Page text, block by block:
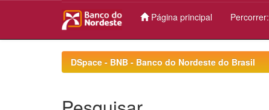
Página principal Percorrer:
DSpace - BNB - Banco do Nordeste do Brasil